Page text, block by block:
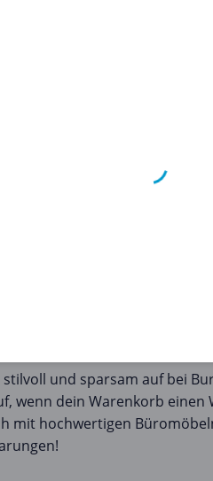
Hier findest
und dein Büro effizient zu
zu erkunden, ohne dein
Druckdienstleistern an. Zum
Rabattcode:
Rabatt auf Drucker.
und sparsam auf bei
wenn dein Warenkorb
mit hochwertigen